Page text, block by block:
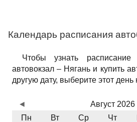
Календарь расписания
Чтобы узнать расписание
автовокзал – Нягань и купить
другую дату, выберите этот день
Август 2026
Пн
Вт Ср Чт
◄